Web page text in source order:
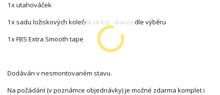
1x utahováček
1x sadu ložiskových koleček (4 ks) - barva dle výběru
1x FBS Extra Smooth tape
Dodáván v nesmontovaném stavu.
Na požádání (v poznámce objednávky) je možné zdarma komplet i